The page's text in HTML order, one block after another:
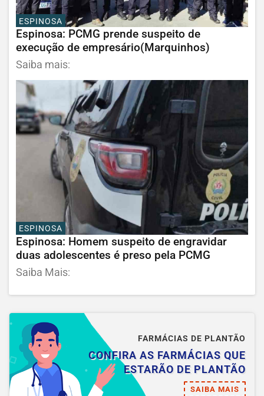
ESPINOSA
Espinosa: PCMG prende suspeito de
execução de empresário(Marquinhos)
Saiba mais:
ESPINOSA
Espinosa: Homem suspeito de engravidar
duas adolescentes é preso pela PCMG
Saiba Mais:
FARMÁCIAS DE PLANTÃO
CONFIRA AS FARMÁCIAS QUE
ESTARÃO DE PLANTÃO
SAIBA MAIS